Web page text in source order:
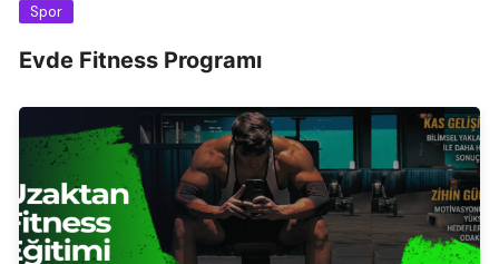
Spor
Evde Fitness Programı